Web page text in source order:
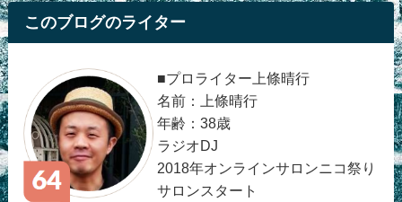
このブログのライター
■プロライター上條晴行
名前：上條晴行
年齢：38歳
ラジオDJ
2018年オンラインサロンニコ祭り
サロンスタート